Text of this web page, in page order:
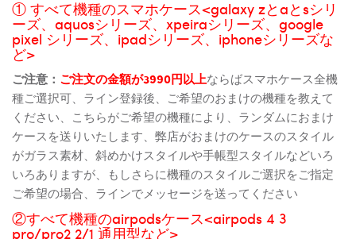
① すべて機種のスマホケース<galaxy zとaとsシリ
ーズ、aquosシリーズ、xpeiraシリーズ、google
pixel シリーズ、ipadシリーズ、iphoneシリーズな
ど>
ご注意： ご注文の金額が3990円以上ならばスマホケース全機
種ご選択可、ライン登録後、ご希望のおまけの機種を教えて
ください、こちらがご希望の機種により、ランダムにおまけ
ケースを送りいたします、弊店がおまけのケースのスタイル
がガラス素材、斜めかけスタイルや手帳型スタイルなどいろ
いろありますが、もしさらに機種のスタイルご選択をご指定
ご希望の場合、ラインでメッセージを送ってください
②すべて機種のairpodsケース<airpods 4 3
pro/pro2 2/1 通用型など>